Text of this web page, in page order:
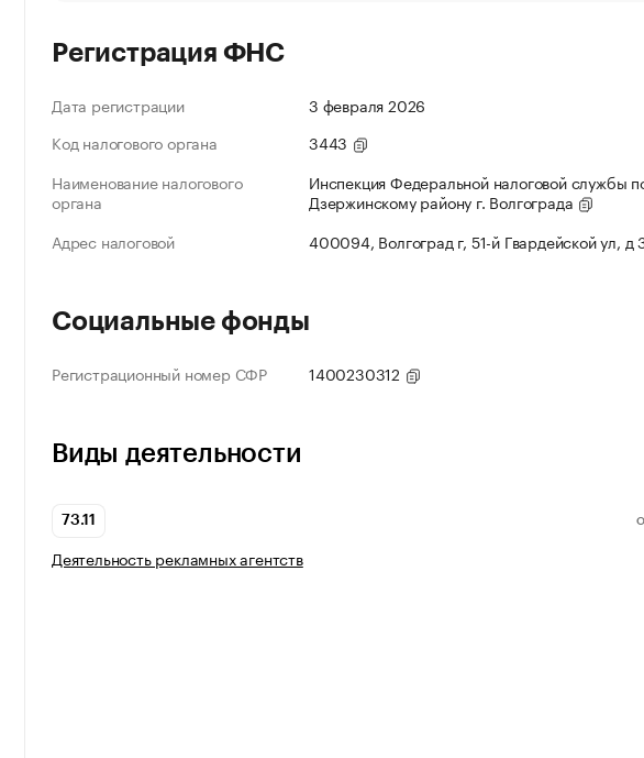
Регистрация ФНС
Дата регистрации
3 февраля 2026
Код налогового органа
3443
Наименование налогового
органа
Инспекция Федеральной налоговой службы
Дзержинскому району г. Волгограда
Адрес налоговой
400094, Волгоград г, 51-й Гвардейской ул, д
Социальные фонды
Регистрационный номер СФР 1400230312
Виды деятельности
73.11
Деятельность рекламных агентств